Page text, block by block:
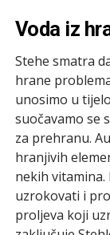
Voda iz
Stehe smatra
hrane
unosimo u
suočavamo se
za prehranu.
hranjivih
nekih
uzrokovati i
proljeva koji